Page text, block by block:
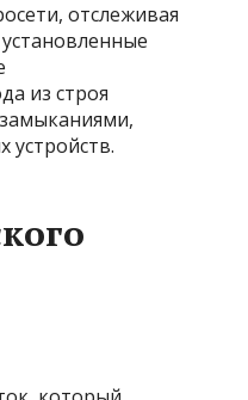
отслеживая
из строя